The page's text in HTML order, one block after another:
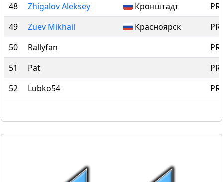
48
Zhigalov Aleksey Кронштадт
49
Zuev Mikhail Красноярск
50
Rallyfan
51
Pat
52
Lubko54